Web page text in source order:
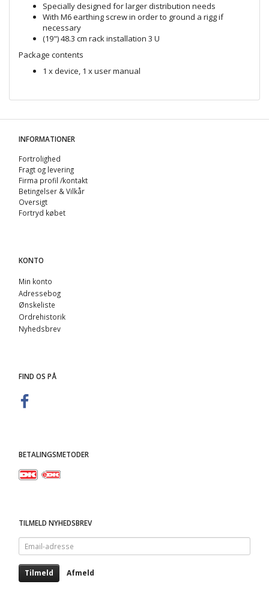
Specially designed for larger distribution needs
With M6 earthing screw in order to ground a rigg if
necessary
(19") 48.3 cm rack installation 3 U
Package contents
1 x device, 1 x user manual
INFORMATIONER
Fortrolighed
Fragt og levering
Firma profil /kontakt
Betingelser & Vilkår
Oversigt
Fortryd købet
KONTO
Min konto
Adressebog
Ønskeliste
Ordrehistorik
Nyhedsbrev
FIND OS PÅ
BETALINGSMETODER
TILMELD NYHEDSBREV
Email-
adresse
Tilmeld Afmeld